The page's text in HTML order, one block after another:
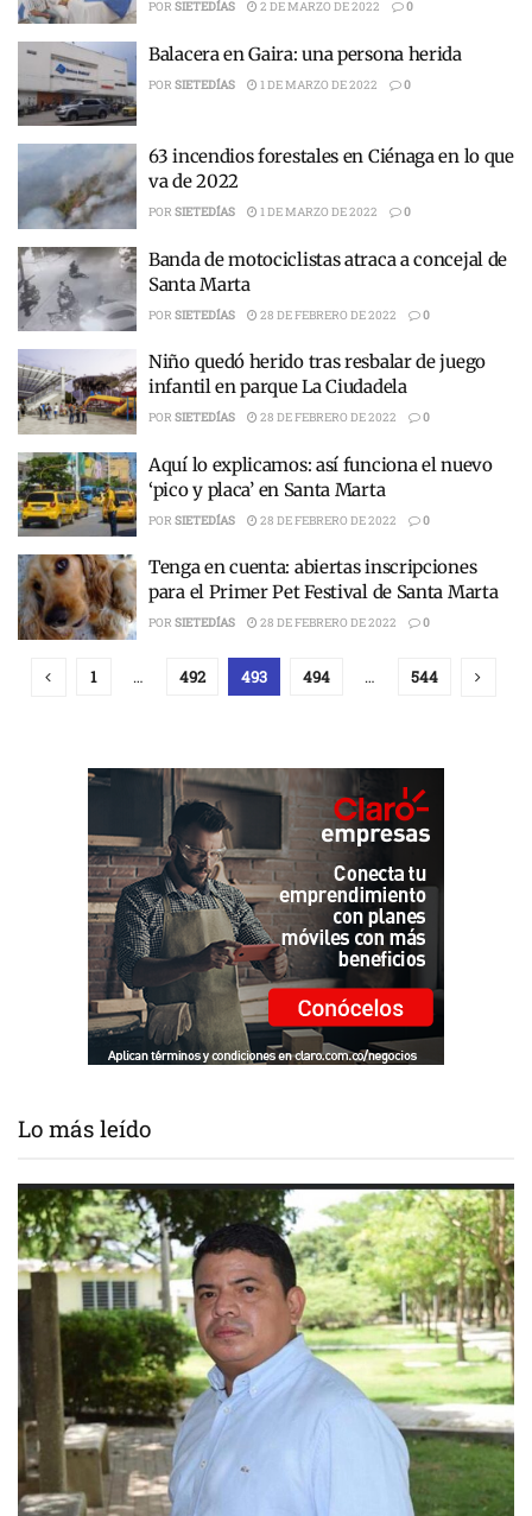
POR SIETEDÍAS 2 DE MARZO DE 2022 0
Balacera en Gaira: una persona herida
POR SIETEDÍAS 1 DE MARZO DE 2022 0
63 incendios forestales en Ciénaga en lo que
va de 2022
POR SIETEDÍAS 1 DE MARZO DE 2022 0
Banda de motociclistas atraca a concejal de
Santa Marta
POR SIETEDÍAS 28 DE FEBRERO DE 2022 0
Niño quedó herido tras resbalar de juego
infantil en parque La Ciudadela
POR SIETEDÍAS 28 DE FEBRERO DE 2022 0
Aquí lo explicamos: así funciona el nuevo
‘pico y placa’ en Santa Marta
POR SIETEDÍAS 28 DE FEBRERO DE 2022 0
Tenga en cuenta: abiertas inscripciones
para el Primer Pet Festival de Santa Marta
POR SIETEDÍAS 28 DE FEBRERO DE 2022 0
1 … 492 493 494 … 544
Lo más leído